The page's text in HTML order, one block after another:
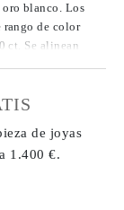
oro blanco. Los
rango de color
ct. Se alinean
de joyas
1.400 €.